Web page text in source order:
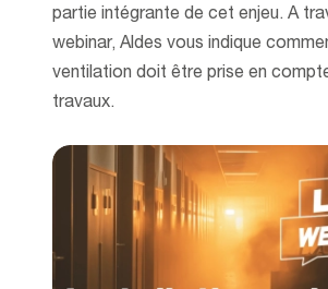
partie intégrante de cet enjeu. A
webinar, Aldes vous indique
ventilation doit être prise en
travaux.